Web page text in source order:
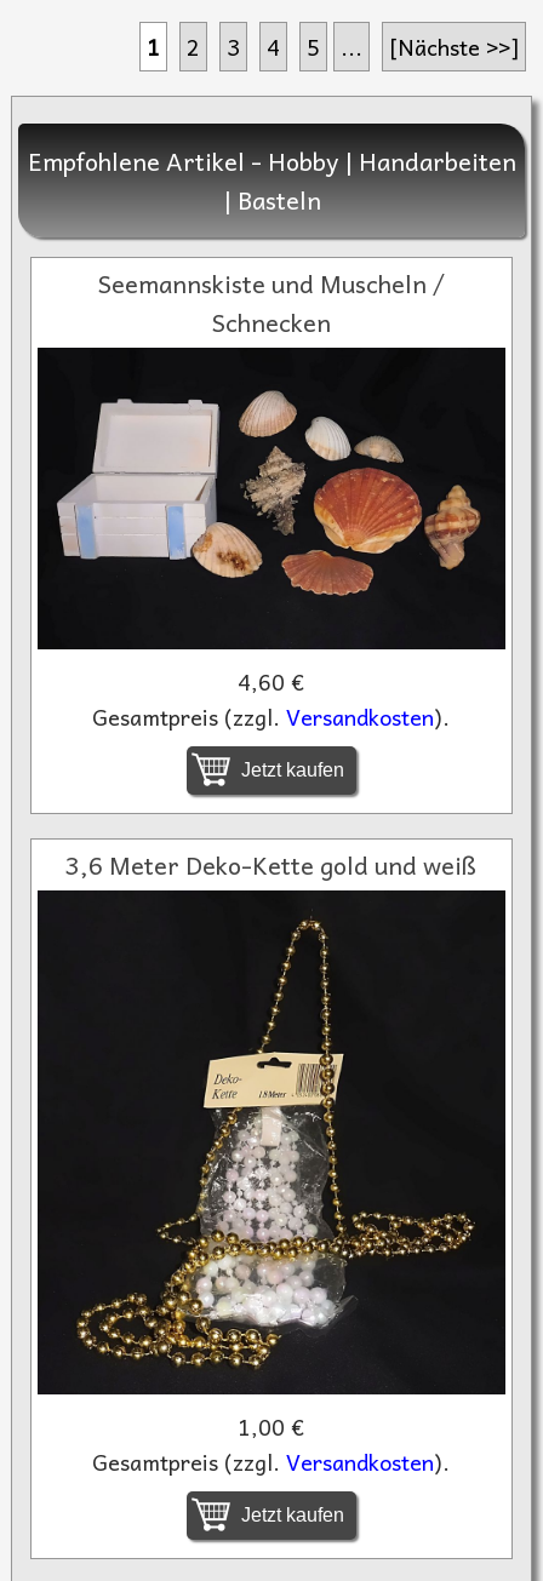
1
2 3 4 5 ... [Nächste >>]
Empfohlene Artikel - Hobby | Handarbeiten
| Basteln
Seemannskiste und Muscheln /
Schnecken
4,60 €
Gesamtpreis (zzgl.Versandkosten).
Jetzt kaufen
3,6 Meter Deko-Kette gold und weiß
1,00 €
Gesamtpreis (zzgl.Versandkosten).
Jetzt kaufen